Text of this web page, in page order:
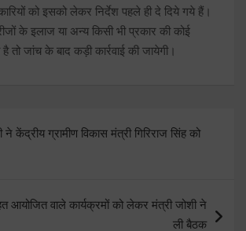
को इसको लेकर निर्देश पहले ही दे दिये गये हैं।
के इलाज या अन्य किसी भी प्रकार की कोई
तो जांच के बाद कड़ी कार्रवाई की जायेगी।
केंद्रीय ग्रामीण विकास मंत्री गिरिराज सिंह को
आयोजित वाले कार्यक्रमों को लेकर मंत्री जोशी ने
ली बैठक